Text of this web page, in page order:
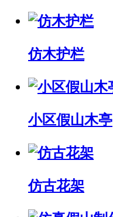
仿木护栏
小区假山木亭
仿古花架